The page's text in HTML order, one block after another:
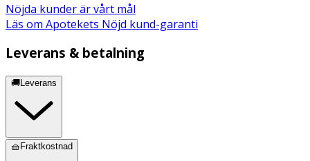
Nöjda kunder är vårt mål
Läs om Apotekets Nöjd kund-garanti
Leverans & betalning
🚚Leverans
🧺Fraktkostnad